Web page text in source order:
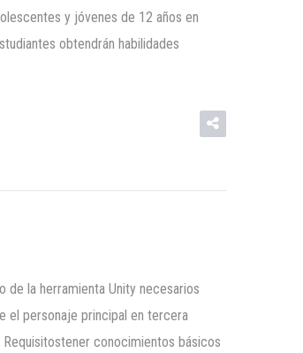
y jóvenes de 12 años en
obtendrán habilidades
de la herramienta Unity necesarios
el personaje principal en tercera
conocimientos básicos